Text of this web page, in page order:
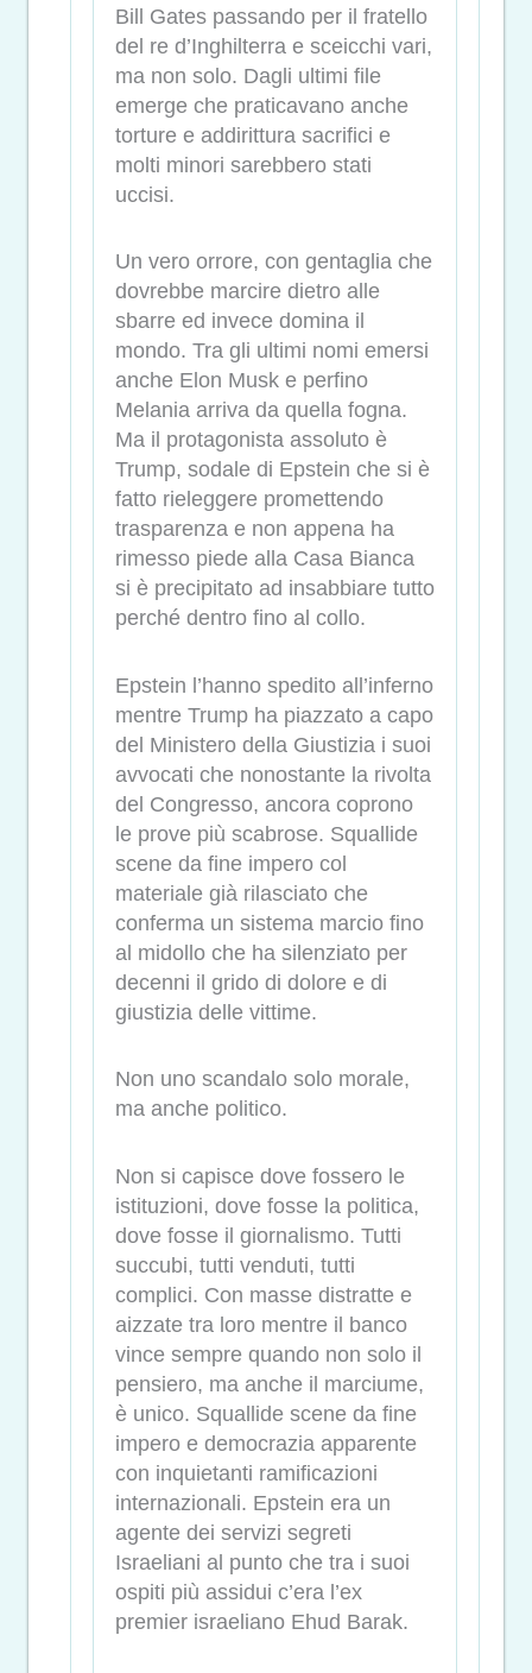
Bill Gates passando per il fratello
del re d’Inghilterra e sceicchi vari,
ma non solo. Dagli ultimi file
emerge che praticavano anche
torture e addirittura sacrifici e
molti minori sarebbero stati
uccisi.
Un vero orrore, con gentaglia che
dovrebbe marcire dietro alle
sbarre ed invece domina il
mondo. Tra gli ultimi nomi emersi
anche Elon Musk e perfino
Melania arriva da quella fogna.
Ma il protagonista assoluto è
Trump, sodale di Epstein che si è
fatto rieleggere promettendo
trasparenza e non appena ha
rimesso piede alla Casa Bianca
si è precipitato ad insabbiare tutto
perché dentro fino al collo.
Epstein l’hanno spedito all’inferno
mentre Trump ha piazzato a capo
del Ministero della Giustizia i suoi
avvocati che nonostante la rivolta
del Congresso, ancora coprono
le prove più scabrose. Squallide
scene da fine impero col
materiale già rilasciato che
conferma un sistema marcio fino
al midollo che ha silenziato per
decenni il grido di dolore e di
giustizia delle vittime.
Non uno scandalo solo morale,
ma anche politico.
Non si capisce dove fossero le
istituzioni, dove fosse la politica,
dove fosse il giornalismo. Tutti
succubi, tutti venduti, tutti
complici. Con masse distratte e
aizzate tra loro mentre il banco
vince sempre quando non solo il
pensiero, ma anche il marciume,
è unico. Squallide scene da fine
impero e democrazia apparente
con inquietanti ramificazioni
internazionali. Epstein era un
agente dei servizi segreti
Israeliani al punto che tra i suoi
ospiti più assidui c’era l’ex
premier israeliano Ehud Barak.